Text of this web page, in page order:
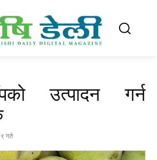
उत्पादन गर्न
गते